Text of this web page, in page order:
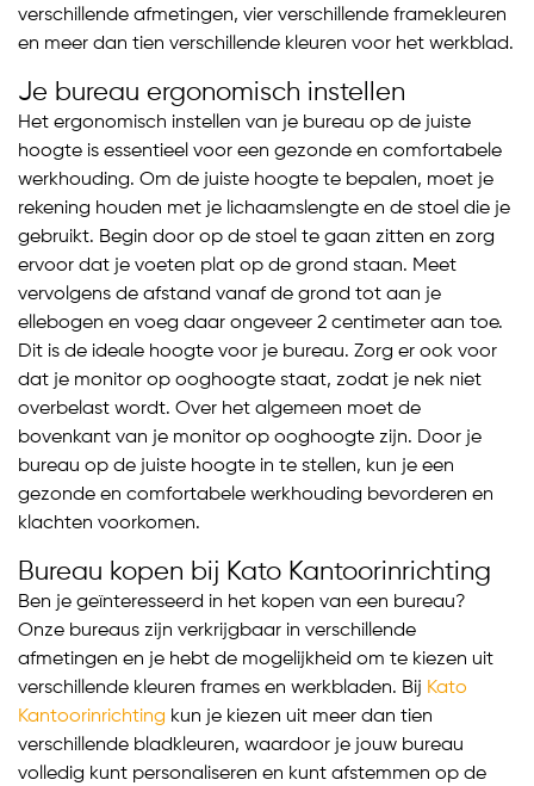
verschillende afmetingen, vier verschillende framekleuren
en meer dan tien verschillende kleuren voor het werkblad.
Je bureau ergonomisch instellen
Het ergonomisch instellen van je bureau op de juiste
hoogte is essentieel voor een gezonde en comfortabele
werkhouding. Om de juiste hoogte te bepalen, moet je
rekening houden met je lichaamslengte en de stoel die je
gebruikt. Begin door op de stoel te gaan zitten en zorg
ervoor dat je voeten plat op de grond staan. Meet
vervolgens de afstand vanaf de grond tot aan je
ellebogen en voeg daar ongeveer 2 centimeter aan toe.
Dit is de ideale hoogte voor je bureau. Zorg er ook voor
dat je monitor op ooghoogte staat, zodat je nek niet
overbelast wordt. Over het algemeen moet de
bovenkant van je monitor op ooghoogte zijn. Door je
bureau op de juiste hoogte in te stellen, kun je een
gezonde en comfortabele werkhouding bevorderen en
klachten voorkomen.
Bureau kopen bij Kato Kantoorinrichting
Ben je geïnteresseerd in het kopen van een bureau?
Onze bureaus zijn verkrijgbaar in verschillende
afmetingen en je hebt de mogelijkheid om te kiezen uit
verschillende kleuren frames en werkbladen. Bij Kato
Kantoorinrichting kun je kiezen uit meer dan tien
verschillende bladkleuren, waardoor je jouw bureau
volledig kunt personaliseren en kunt afstemmen op de